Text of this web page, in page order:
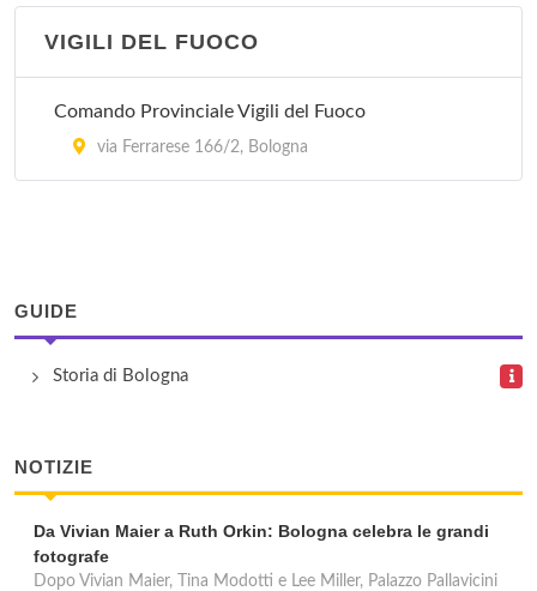
Ufficio Bologna Succursale 5
Ufficio Bologna Succursale 1
Viale Pietro Pietramellara 18, Bologna
Ufficio Bologna Succursale 11
Via San Mamolo 62, Bologna
VIGILI DEL FUOCO
Comando Provinciale Vigili del Fuoco
via Ferrarese 166/2, Bologna
GUIDE
Storia di Bologna
NOTIZIE
Da Vivian Maier a Ruth Orkin: Bologna celebra le grandi
fotografe
Dopo Vivian Maier, Tina Modotti e Lee Miller, Palazzo Pallavicini